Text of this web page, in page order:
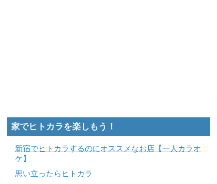
家でヒトカラを楽しもう！
新宿でヒトカラするのにオススメなお店【一人カラオ
ケ】
思い立ったらヒトカラ